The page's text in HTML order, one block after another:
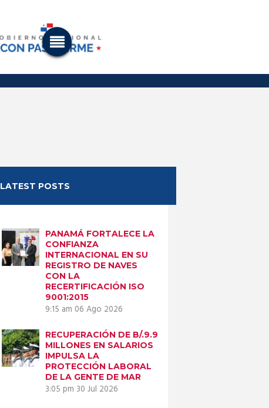
LATEST POSTS
PANAMÁ FORTALECE LA
CONFIANZA
INTERNACIONAL EN SU
REGISTRO DE NAVES
CON LA
RECERTIFICACIÓN ISO
9001:2015
9:15 am 06 Ago 2026
RECUPERACIÓN DE B/.9.9
MILLONES EN SALARIOS
IMPULSA LA
PROTECCIÓN LABORAL
DE LA GENTE DE MAR
3:05 pm 30 Jul 2026